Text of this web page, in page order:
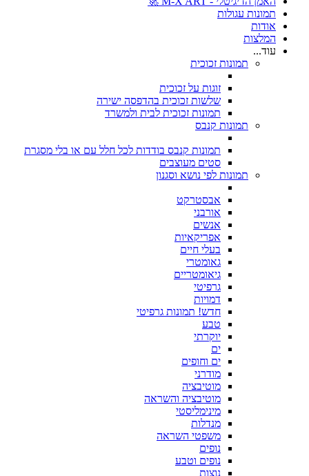
תמונות עגולות
אודות
המלצות
עוד...
תמונות זכוכית
זוגות על זכוכית
שלשות זכוכית בהדפסה ישירה
תמונות זכוכית לבית ולמשרד
תמונות קנבס
תמונות קנבס בודדות לכל חלל עם או בלי מסגרת
סטים מעוצבים
תמונות לפי נושא וסגנון
אבסטרקט
אורבני
אנשים
אפריקאיות
בעלי חיים
גאומטרי
גיאומטריים
גרפיטי
דמויות
חדש! תמונות גרפיטי
טבע
יוקרתי
ים
ים וחופים
מודרני
מוטיבציה
מוטיבציה והשראה
מינימליסטי
מנדלות
משפטי השראה
נופים
נופים וטבע
נוצות